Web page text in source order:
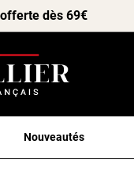
dès 69€
Nouveautés